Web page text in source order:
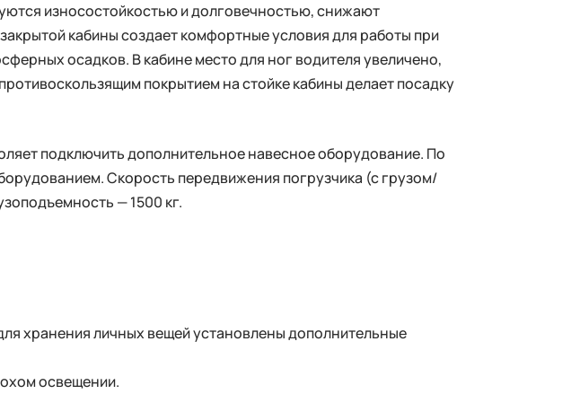
износостойкостью и долговечностью, снижают
кабины создает комфортные условия для работы при
осадков. В кабине место для ног водителя увеличено,
покрытием на стойке кабины делает посадку
подключить дополнительное навесное оборудование. По
Скорость передвижения погрузчика (с грузом/
— 1500 кг.
хранения личных вещей установлены дополнительные
освещении.